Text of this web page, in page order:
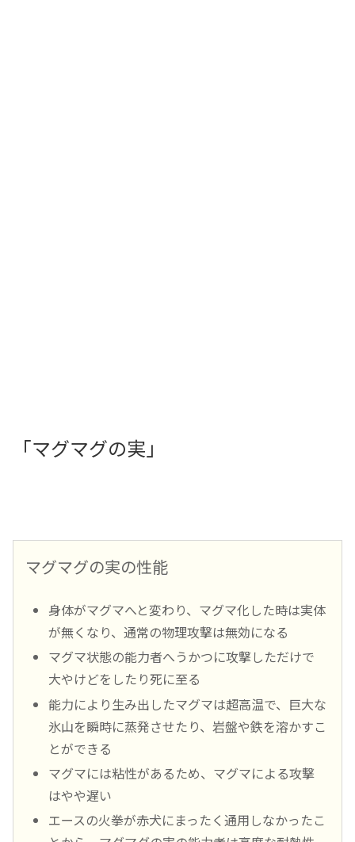
「マグマグの実」
マグマグの実の性能
身体がマグマへと変わり、マグマ化した時は実体
が無くなり、通常の物理攻撃は無効になる
マグマ状態の能力者へうかつに攻撃しただけで
大やけどをしたり死に至る
能力により生み出したマグマは超高温で、巨大な
氷山を瞬時に蒸発させたり、岩盤や鉄を溶かすこ
とができる
マグマには粘性があるため、マグマによる攻撃
はやや遅い
エースの火拳が赤犬にまったく通用しなかったこ